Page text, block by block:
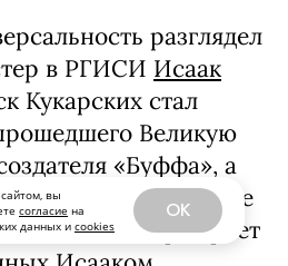
вы
согласие на
данных и cookies
OK
Умеющая и в
могла бы быть
«веселых ребят»
жизнерадостно
песня строить и
е шагала бы по
дождем (потому